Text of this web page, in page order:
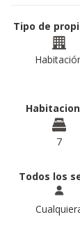
Tipo de
7
Todos los